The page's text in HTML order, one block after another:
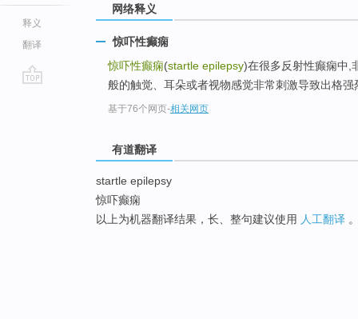
释义
翻译
网络释义
惊吓性癫痫
惊吓性癫痫(startle epilepsy)在很多反射性癫痫中,
般的触觉、耳朵或者视物感觉非常刺激导致出格
基于76个网页-相关网页
有道翻译
startle epilepsy
惊吓癫痫
以上为机器翻译结果，长、整句建议使用 人工翻译